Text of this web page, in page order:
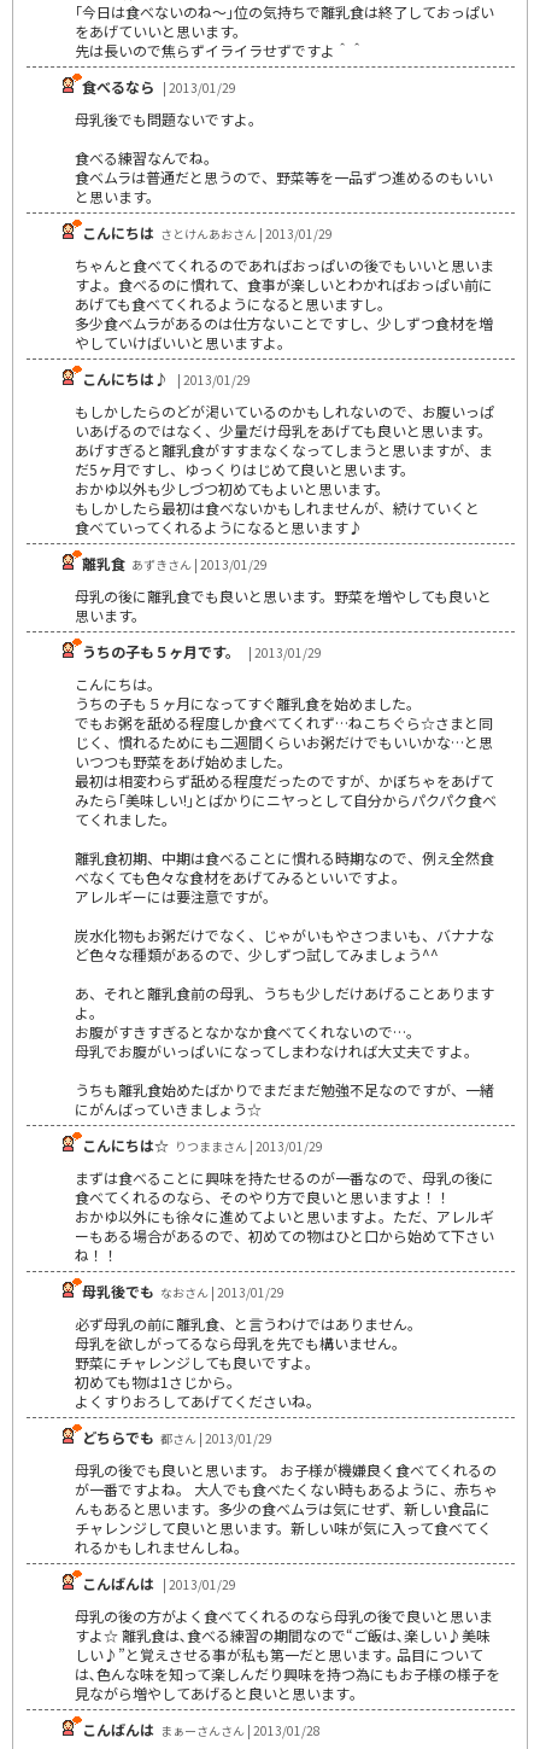
｢今日は食べないのね～｣位の気持ちで離乳食は終了しておっぱい
をあげていいと思います。
先は長いので焦らずイライラせずですよ＾＾
食べるなら | 2013/01/29
母乳後でも問題ないですよ。
食べる練習なんでね。
食べムラは普通だと思うので、野菜等を一品ずつ進めるのもいい
と思います。
こんにちは さとけんあおさん | 2013/01/29
ちゃんと食べてくれるのであればおっぱいの後でもいいと思いま
すよ。食べるのに慣れて、食事が楽しいとわかればおっぱい前に
あげても食べてくれるようになると思いますし。
多少食べムラがあるのは仕方ないことですし、少しずつ食材を増
やしていけばいいと思いますよ。
こんにちは♪
| 2013/01/29
もしかしたらのどが渇いているのかもしれないので、お腹いっぱ
いあげるのではなく、少量だけ母乳をあげても良いと思います。
あげすぎると離乳食がすすまなくなってしまうと思いますが、ま
だ5ヶ月ですし、ゆっくりはじめて良いと思います。
おかゆ以外も少しづつ初めてもよいと思います。
もしかしたら最初は食べないかもしれませんが、続けていくと
食べていってくれるようになると思います♪
離乳食 あずきさん | 2013/01/29
母乳の後に離乳食でも良いと思います。野菜を増やしても良いと
思います。
うちの子も５ヶ月です。
| 2013/01/29
こんにちは。
うちの子も５ヶ月になってすぐ離乳食を始めました。
でもお粥を舐める程度しか食べてくれず…ねこちぐら☆さまと同
じく、慣れるためにも二週間くらいお粥だけでもいいかな…と思
いつつも野菜をあげ始めました。
最初は相変わらず舐める程度だったのですが、かぼちゃをあげて
みたら｢美味しい!｣とばかりにニヤっとして自分からパクパク食べ
てくれました。
離乳食初期、中期は食べることに慣れる時期なので、例え全然食
べなくても色々な食材をあげてみるといいですよ。
アレルギーには要注意ですが。
炭水化物もお粥だけでなく、じゃがいもやさつまいも、バナナな
ど色々な種類があるので、少しずつ試してみましょう^^
あ、それと離乳食前の母乳、うちも少しだけあげることあります
よ。
お腹がすきすぎるとなかなか食べてくれないので…。
母乳でお腹がいっぱいになってしまわなければ大丈夫ですよ。
うちも離乳食始めたばかりでまだまだ勉強不足なのですが、一緒
にがんばっていきましょう☆
こんにちは☆ りつままさん | 2013/01/29
まずは食べることに興味を持たせるのが一番なので、母乳の後に
食べてくれるのなら、そのやり方で良いと思いますよ！！
おかゆ以外にも徐々に進めてよいと思いますよ。ただ、アレルギ
ーもある場合があるので、初めての物はひと口から始めて下さい
ね！！
母乳後でも なおさん | 2013/01/29
必ず母乳の前に離乳食、と言うわけではありません。
母乳を欲しがってるなら母乳を先でも構いません。
野菜にチャレンジしても良いですよ。
初めても物は1さじから。
よくすりおろしてあげてくださいね。
どちらでも 都さん | 2013/01/29
母乳の後でも良いと思います。 お子様が機嫌良く食べてくれるの
が一番ですよね。 大人でも食べたくない時もあるように、赤ちゃ
んもあると思います。多少の食べムラは気にせず、新しい食品に
チャレンジして良いと思います。新しい味が気に入って食べてく
れるかもしれませんしね。
こんばんは | 2013/01/29
母乳の後の方がよく食べてくれるのなら母乳の後で良いと思いま
すよ☆ 離乳食は､食べる練習の期間なので“ご飯は､楽しい♪美味
しい♪”と覚えさせる事が私も第一だと思います｡ 品目について
は､色んな味を知って楽しんだり興味を持つ為にもお子様の様子を
見ながら増やしてあげると良いと思います｡
こんばんは まぁーさんさん | 2013/01/28